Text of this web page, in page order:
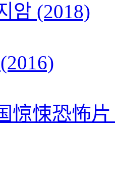
암 (2018)
惊悚恐怖